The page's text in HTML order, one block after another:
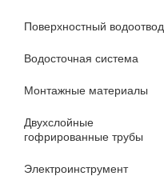
Поверхностный водоотвод
Водосточная система
Монтажные материалы
Двухслойные
гофрированные трубы
Электроинструмент